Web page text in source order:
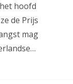
hoofd
de Prijs
mag